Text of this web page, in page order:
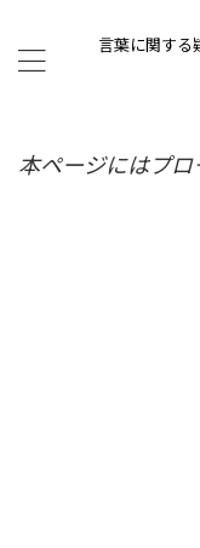
言葉に関する
本ページにはプ